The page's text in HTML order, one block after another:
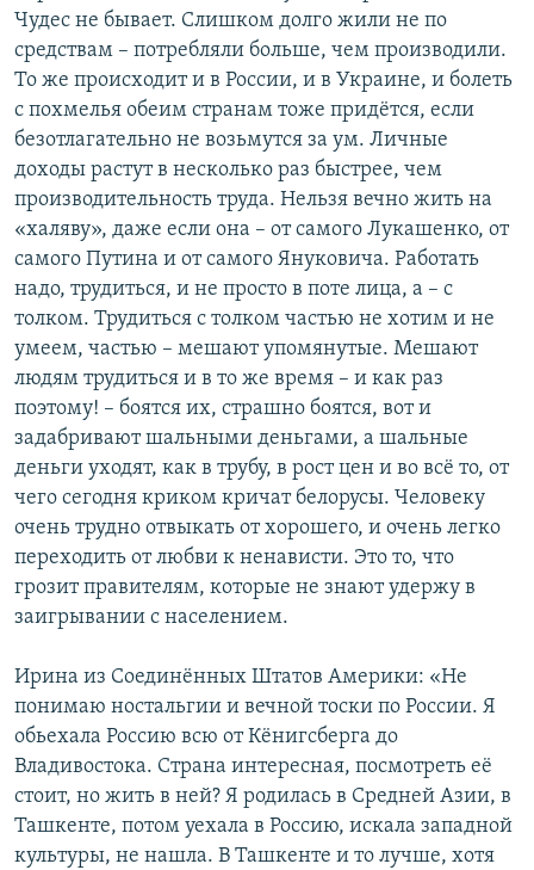
Чудес не бывает. Слишком долго жили не по
средствам – потребляли больше, чем производили.
То же происходит и в России, и в Украине, и болеть
с похмелья обеим странам тоже придётся, если
безотлагательно не возьмутся за ум. Личные
доходы растут в несколько раз быстрее, чем
производительность труда. Нельзя вечно жить на
«халяву», даже если она – от самого Лукашенко, от
самого Путина и от самого Януковича. Работать
надо, трудиться, и не просто в поте лица, а – с
толком. Трудиться с толком частью не хотим и не
умеем, частью – мешают упомянутые. Мешают
людям трудиться и в то же время – и как раз
поэтому! – боятся их, страшно боятся, вот и
задабривают шальными деньгами, а шальные
деньги уходят, как в трубу, в рост цен и во всё то, от
чего сегодня криком кричат белорусы. Человеку
очень трудно отвыкать от хорошего, и очень легко
переходить от любви к ненависти. Это то, что
грозит правителям, которые не знают удержу в
заигрывании с населением.
Ирина из Соединённых Штатов Америки: «Не
понимаю ностальгии и вечной тоски по России. Я
обьехала Россию всю от Кёнигсберга до
Владивостока. Страна интересная, посмотреть её
стоит, но жить в ней? Я родилась в Средней Азии, в
Ташкенте, потом уехала в Россию, искала западной
культуры, не нашла. В Ташкенте и то лучше, хотя